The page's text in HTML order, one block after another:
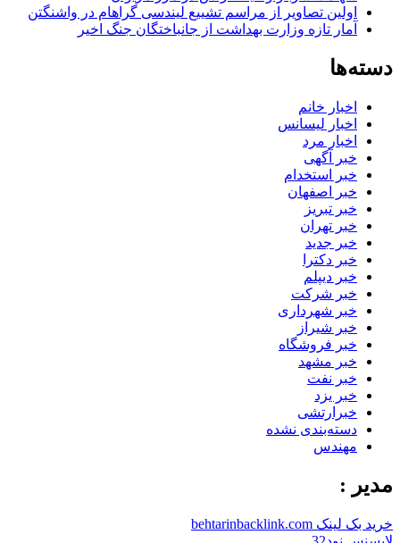
اولین تصاویر از مراسم تشییع لیندسی گراهام در واشنگتن
آمار تازه وزارت بهداشت از جانباختگان جنگ اخیر
دسته‌ها
اخبار خانم
اخبار لیسانس
اخبار مرد
خبر آگهی
خبر استخدام
خبر اصفهان
خبر تبریز
خبر تهران
خبر جدید
خبر دکترا
خبر دیپلم
خبر شرکت
خبر شهرداری
خبر شیراز
خبر فروشگاه
خبر مشهد
خبر نفت
خبر یزد
خبرارتشی
دسته‌بندی نشده
مهندس
مدیر :
خرید بک لینک behtarinbacklink.com